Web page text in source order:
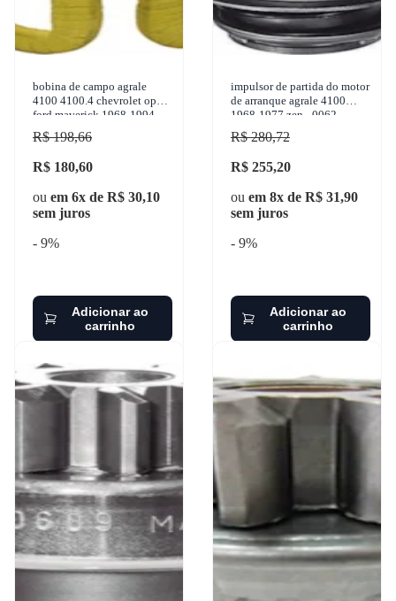
bobina de campo agrale
4100 4100.4 chevrolet opala
ford maverick 1968-1994
cinap - 71113718
R$ 198,66
R$ 180,60
ou em 6x de R$ 30,10
sem juros
- 9%
Adicionar ao
carrinho
impulsor de partida do motor
de arranque agrale 4100
1968-1977 zen - 0062
R$ 280,72
R$ 255,20
ou em 8x de R$ 31,90
sem juros
- 9%
Adicionar ao
carrinho